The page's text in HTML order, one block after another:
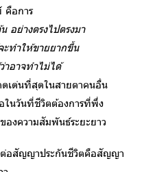
คือการ
อย่างตรงไปตรงมา
ะทำให้ขายยากขึ้น
าอาจทำไม่ได้
เด่นที่สุดในสายตาคนอื่น
ในวันที่ชีวิตต้องการที่พึ่ง
องความสัมพันธ์ระยะยาว
อสัญญาประกันชีวิตคือสัญญา